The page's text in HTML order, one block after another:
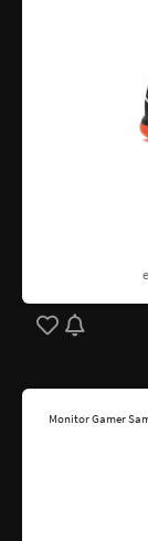
Monitor Gamer